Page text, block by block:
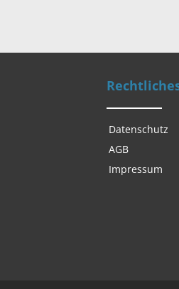
Datenschutz
AGB
Impressum